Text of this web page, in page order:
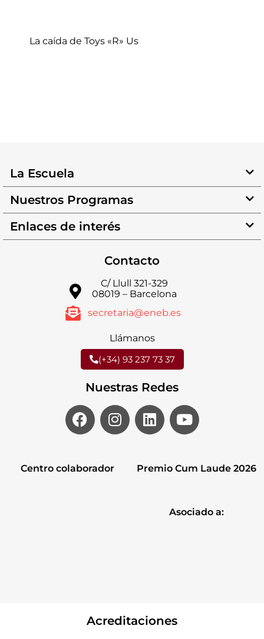
La caída de Toys «R» Us
La Escuela
Nuestros Programas
Enlaces de interés
Contacto
C/ Llull 321-329
08019 – Barcelona
secretaria@eneb.es
Llámanos
(+34) 93 237 73 37
Nuestras Redes
Centro colaborador Premio Cum Laude 2026
Asociado a:
Acreditaciones